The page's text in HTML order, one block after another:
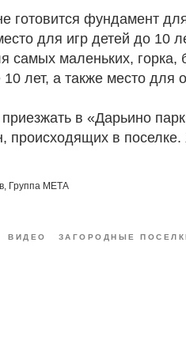
готовится фундамент
для игр детей до 10
самых маленьких,
10 лет, а также место для
в «Дарьино
происходящих в
Группа МЕТА
ВИДЕО ЗАГОРОДНЫЕ